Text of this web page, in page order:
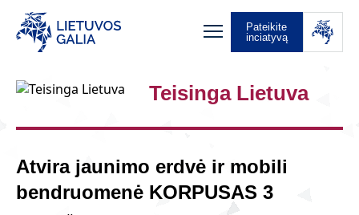
Pateikite
inciatyvą
Teisinga Lietuva
Atvira jaunimo erdvė ir mobili
bendruomenė KORPUSAS 3